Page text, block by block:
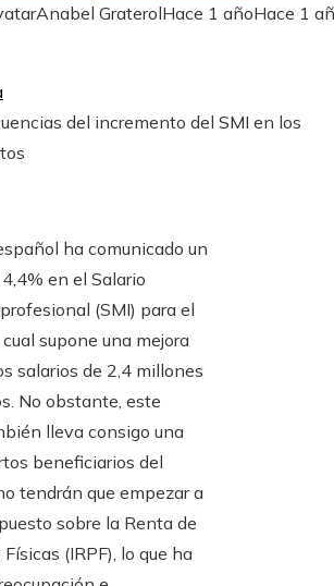
Anabel GraterolHace 1 añoHace 1
del incremento del SMI en los
ha comunicado un
en el Salario
(SMI) para el
supone una mejora
salarios de 2,4 millones
No obstante, este
lleva consigo una
beneficiarios del
tendrán que empezar a
sobre la Renta de
(IRPF), lo que ha